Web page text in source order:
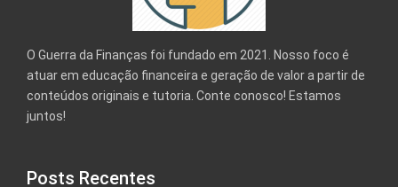
O Guerra da Finanças foi fundado em 2021. Nosso foco é
atuar em educação financeira e geração de valor a partir de
conteúdos originais e tutoria. Conte conosco! Estamos
juntos!
Posts Recentes